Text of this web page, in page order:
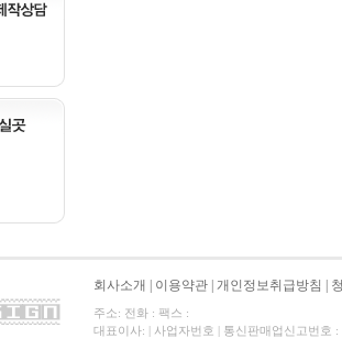
회사소개 이용약관 개인정보취급방침
주소: 전화 : 팩스 :
대표이사: | 사업자번호 | 통신판매업신고번호 :